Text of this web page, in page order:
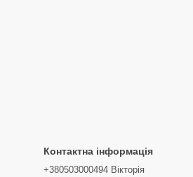
Контактна інформація
+380503000494 Вікторія